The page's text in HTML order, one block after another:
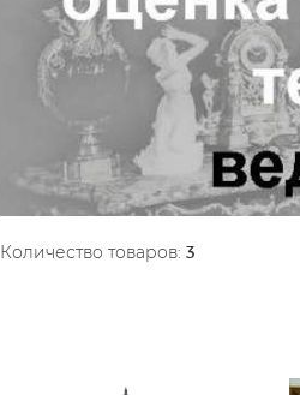
Количество товаров: 3